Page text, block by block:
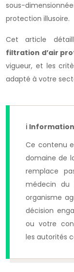
sous-
protection illusoire.
Cet article
filtration d’air
vigueur, et les
adapté à votre
ℹ
Ce contenu
domaine de
remplace
médecin du
organisme
décision
ou votre
les autorités